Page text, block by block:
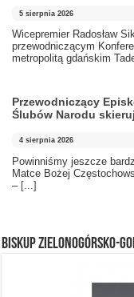
5 sierpnia 2026
Wicepremier Radosław
przewodniczącym
metropolitą gdańskim
Przewodniczący
Ślubów Narodu
4 sierpnia 2026
Powinniśmy jeszcze
Matce Bożej
– [...]
BISKUP ZIELONOGÓRSKO-